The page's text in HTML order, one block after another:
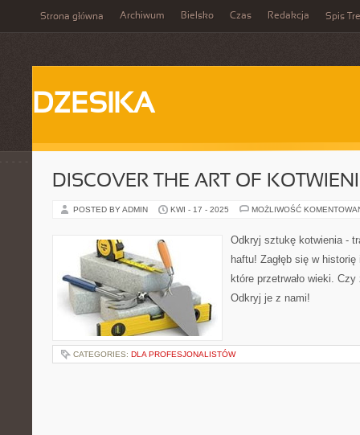
Strona główna Archiwum Bielsko Czas Redakcja Spis
DZESIKA
DISCOVER THE ART OF
POSTED BY ADMIN KWI - 17 - 2025 MOŻLIWOŚĆ
Odkryj sztukę kotwienia -
haftu! Zagłęb się w
które przetrwało wieki.
Odkryj je z nami!
CATEGORIES: DLA PROFESJONALISTÓW